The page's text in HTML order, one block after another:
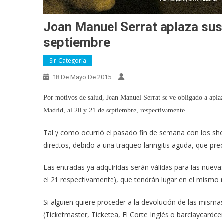
Joan Manuel Serrat aplaza
septiembre
Sin Categoría
18 De Mayo De 2015
Por motivos de salud, Joan Manuel Serrat se ve obligado a
Madrid, al 20 y 21 de septiembre, respectivamente.
Tal y como ocurrió el pasado fin de semana con los
directos, debido a una traqueo laringitis aguda, que
Las entradas ya adquiridas serán válidas para las
el 21 respectivamente), que tendrán lugar en el
Si alguien quiere proceder a la devolución de las
(Ticketmaster, Ticketea, El Corte Inglés o